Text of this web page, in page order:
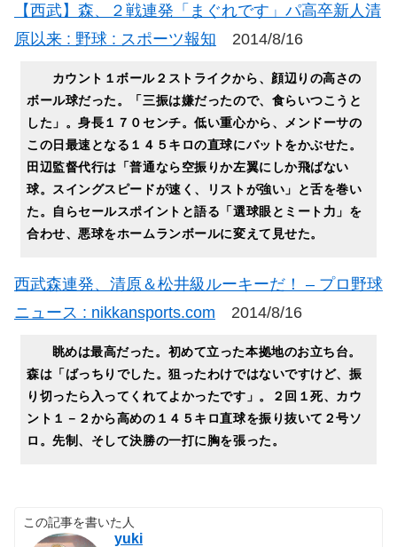
【西武】森、２戦連発「まぐれです」パ高卒新人清
原以来 : 野球 : スポーツ報知 2014/8/16
カウント１ボール２ストライクから、顔辺りの高さの
ボール球だった。「三振は嫌だったので、食らいつこうと
した」。身長１７０センチ。低い重心から、メンドーサの
この日最速となる１４５キロの直球にバットをかぶせた。
田辺監督代行は「普通なら空振りか左翼にしか飛ばない
球。スイングスピードが速く、リストが強い」と舌を巻い
た。自らセールスポイントと語る「選球眼とミート力」を
合わせ、悪球をホームランボールに変えて見せた。
西武森連発、清原＆松井級ルーキーだ！ – プロ野球
ニュース : nikkansports.com 2014/8/16
眺めは最高だった。初めて立った本拠地のお立ち台。
森は「ばっちりでした。狙ったわけではないですけど、振
り切ったら入ってくれてよかったです」。２回１死、カウ
ント１－２から高めの１４５キロ直球を振り抜いて２号ソ
ロ。先制、そして決勝の一打に胸を張った。
この記事を書いた人
yuki